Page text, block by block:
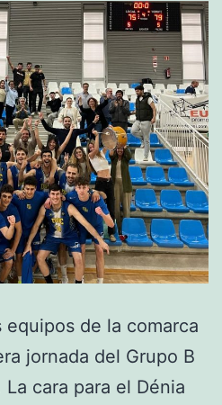
equipos de la comarca
jornada del Grupo B
cara para el Dénia